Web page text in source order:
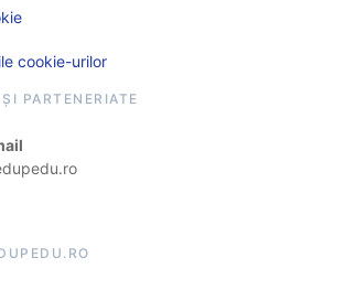
cookie-urilor
PARTENERIATE